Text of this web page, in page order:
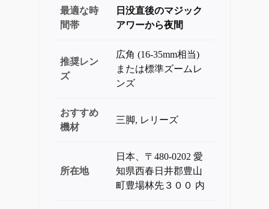
最適な時
間帯
日没直後のマジック
アワーから夜間
推奨レン
ズ
広角 (16-35mm相当)
または標準ズームレ
ンズ
おすすめ
機材
三脚, レリーズ
所在地
日本、〒480-0202 愛
知県西春日井郡豊山
町豊場林先３００ 内